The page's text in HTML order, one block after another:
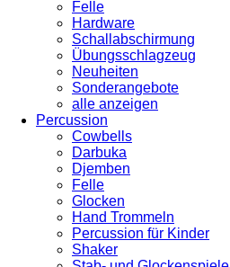
Felle
Hardware
Schallabschirmung
Übungsschlagzeug
Neuheiten
Sonderangebote
alle anzeigen
Percussion
Cowbells
Darbuka
Djemben
Felle
Glocken
Hand Trommeln
Percussion für Kinder
Shaker